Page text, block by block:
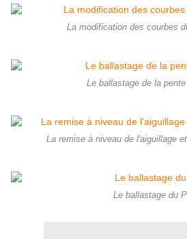
La modification des courbes
Le ballastage de la
La remise à niveau de l'aiguillage
Le ballastage du